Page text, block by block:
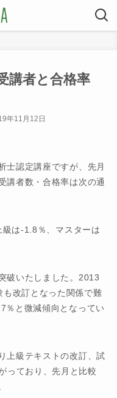
講者と合格率
年11月12日
士認定講座ですが、先月
講者数・合格率は次の通
は-1.8％、マスターは
破いたしました。2013
改訂となった関係で難
％と微減傾向となってい
上級テキストの改訂、試
っており、先月と比較